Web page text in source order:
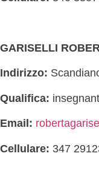
GARISELLI
Indirizzo:
Qualifica:
Email:
Cellulare: 347